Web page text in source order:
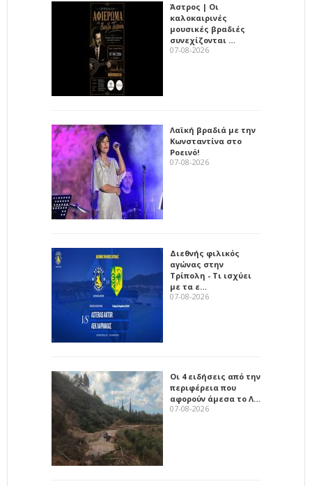
Άστρος | Οι
καλοκαιρινές
μουσικές βραδιές
συνεχίζονται …
07-08-2026
Λαϊκή βραδιά με την
Κωνσταντίνα στο
Ροεινό!
07-08-2026
Διεθνής φιλικός
αγώνας στην
Τρίπολη - Τι ισχύει
με τα ε…
07-08-2026
Οι 4 ειδήσεις από την
περιφέρεια που
αφορούν άμεσα το Λ…
07-08-2026